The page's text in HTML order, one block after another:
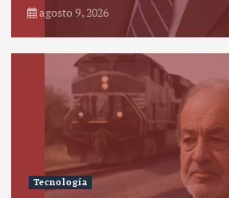
agosto 9, 2026
Tecnología